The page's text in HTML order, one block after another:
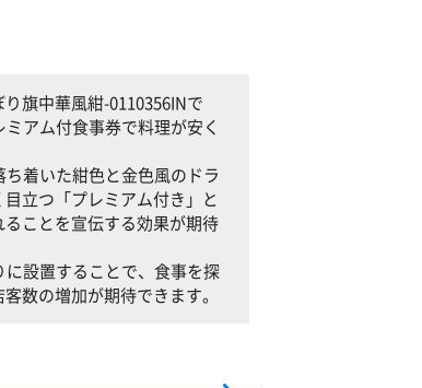
旗中華風紺-0110356INで
アム付食事券で料理が安く
着いた紺色と金色風のドラ
立つ「プレミアム付き」と
ことを宣伝する効果が期待
設置することで、食事を探
数の増加が期待できます。